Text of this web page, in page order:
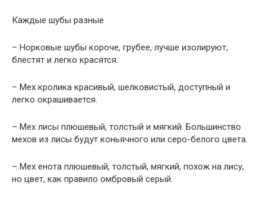
Каждые шубы разные
– Норковые шубы короче, грубее, лучше изолируют,
блестят и легко красятся.
– Мех кролика красивый, шелковистый, доступный и
легко окрашивается.
– Мех лисы плюшевый, толстый и мягкий. Большинство
мехов из лисы будут коньячного или серо-белого цвета.
– Мех енота плюшевый, толстый, мягкий, похож на лису,
но цвет, как правило омбровый серый.